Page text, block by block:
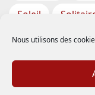
Nous utilisons des
Soleil
Torsade
Triangle
Étoiles De Mer